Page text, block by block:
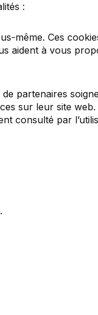
:
même. Ces
aident à vous
partenaires
sur leur site
consulté par